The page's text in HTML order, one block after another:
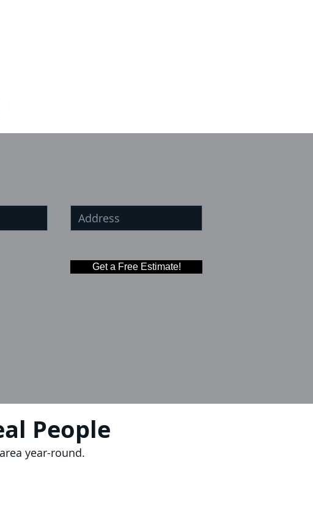
Get a Free Estimate!
People
year-round.